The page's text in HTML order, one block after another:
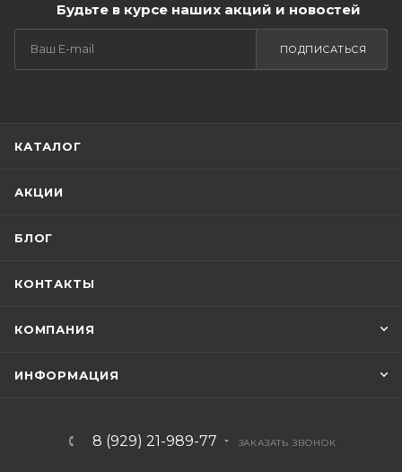
Будьте в курсе наших акций и новостей
ПОДПИСАТЬСЯ
КАТАЛОГ
АКЦИИ
БЛОГ
КОНТАКТЫ
КОМПАНИЯ
ИНФОРМАЦИЯ
8 (929) 21-989-77 ЗАКАЗАТЬ ЗВОНОК